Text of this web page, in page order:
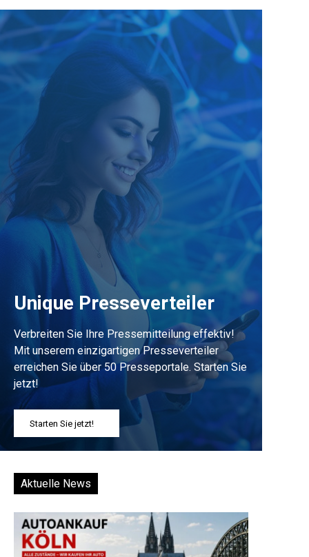
Unique Presseverteiler
Verbreiten Sie Ihre Pressemitteilung effektiv!
Mit unserem einzigartigen Presseverteiler
erreichen Sie über 50 Presseportale. Starten Sie
jetzt!
Starten Sie jetzt!
Aktuelle News